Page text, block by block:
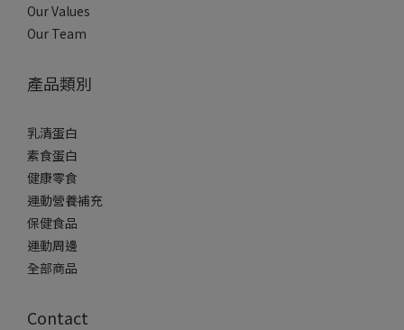
Our Values
Our Team
產品類別
乳清蛋白
素食蛋白
健康零食
運動營養補充
保健食品
運動周邊
全部商品
Contact